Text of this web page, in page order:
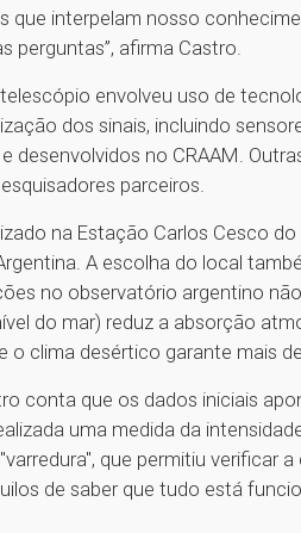
que interpelam nosso
perguntas”, afirma Castro.
envolveu uso de
dos sinais, incluindo
desenvolvidos no CRAAM.
parceiros.
na Estação Carlos Cesco
A escolha do local
no observatório argentino
do mar) reduz a absorção
o clima desértico garante mais
conta que os dados iniciais
uma medida da
que permitiu verificar
de saber que tudo está